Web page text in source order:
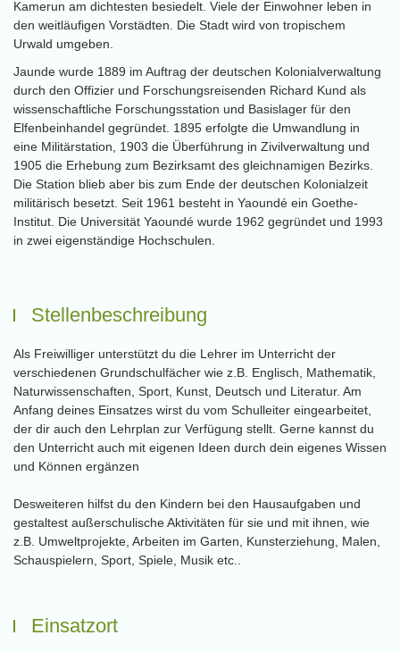
Kamerun am dichtesten besiedelt. Viele der Einwohner leben in
den weitläufigen Vorstädten. Die Stadt wird von tropischem
Urwald umgeben.
Jaunde wurde 1889 im Auftrag der deutschen Kolonialverwaltung
durch den Offizier und Forschungsreisenden Richard Kund als
wissenschaftliche Forschungsstation und Basislager für den
Elfenbeinhandel gegründet. 1895 erfolgte die Umwandlung in
eine Militärstation, 1903 die Überführung in Zivilverwaltung und
1905 die Erhebung zum Bezirksamt des gleichnamigen Bezirks.
Die Station blieb aber bis zum Ende der deutschen Kolonialzeit
militärisch besetzt. Seit 1961 besteht in Yaoundé ein Goethe-
Institut. Die Universität Yaoundé wurde 1962 gegründet und 1993
in zwei eigenständige Hochschulen.
Stellenbeschreibung
Als Freiwilliger unterstützt du die Lehrer im Unterricht der
verschiedenen Grundschulfächer wie z.B. Englisch, Mathematik,
Naturwissenschaften, Sport, Kunst, Deutsch und Literatur. Am
Anfang deines Einsatzes wirst du vom Schulleiter eingearbeitet,
der dir auch den Lehrplan zur Verfügung stellt. Gerne kannst du
den Unterricht auch mit eigenen Ideen durch dein eigenes Wissen
und Können ergänzen
Desweiteren hilfst du den Kindern bei den Hausaufgaben und
gestaltest außerschulische Aktivitäten für sie und mit ihnen, wie
z.B. Umweltprojekte, Arbeiten im Garten, Kunsterziehung, Malen,
Schauspielern, Sport, Spiele, Musik etc..
Einsatzort